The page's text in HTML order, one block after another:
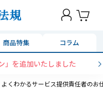
商品特集 コラム
」を追加いたしました
よくわかるサービス提供責任者のお